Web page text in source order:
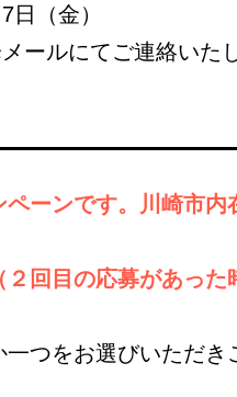
（金）
ールにてご連絡いた
ーンです。川崎市内
回目の応募があった
つをお選びいただき